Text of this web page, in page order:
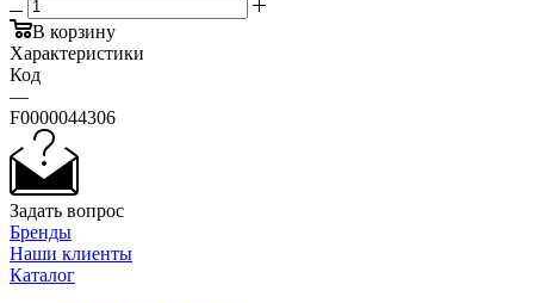
В корзину
Характеристики
Код
—
F0000044306
Задать вопрос
Бренды
Наши клиенты
Каталог